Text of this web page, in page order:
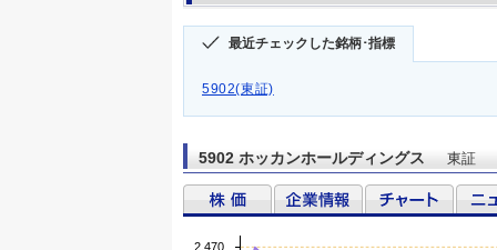
最近チェックした銘柄･指標
5902(東証)
5902 ホッカンホールディングス 東証